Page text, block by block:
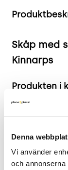
Denna
Vi använder
och
Skåp med
Kinnarps
Produkten i
2 års